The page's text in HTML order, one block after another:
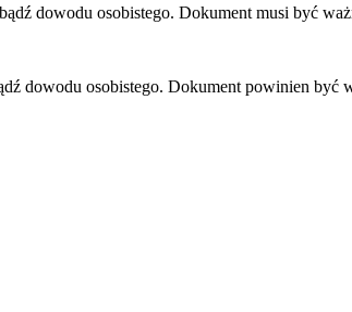
dowodu osobistego. Dokument musi być
dowodu osobistego. Dokument powinien